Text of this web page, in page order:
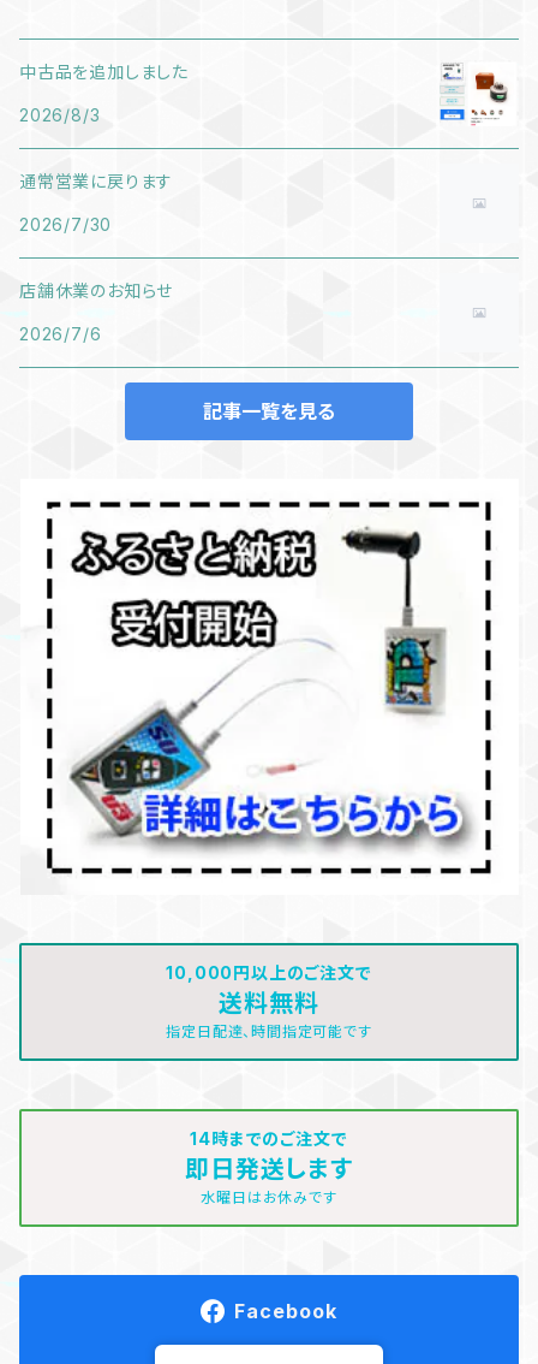
中古品を追加しました
2026/8/3
通常営業に戻ります
2026/7/30
店舗休業のお知らせ
2026/7/6
記事一覧を見る
10,000円以上のご注文で
送料無料
指定日配達、時間指定可能です
14時までのご注文で
即日発送します
水曜日はお休みです
Facebook